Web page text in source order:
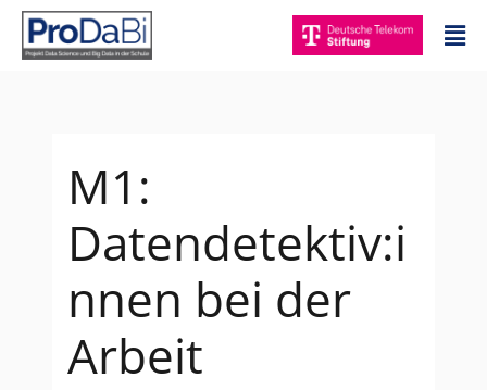
Zum
Inhalt
springen
M1:
Datendetektiv:i
nnen bei der
Arbeit